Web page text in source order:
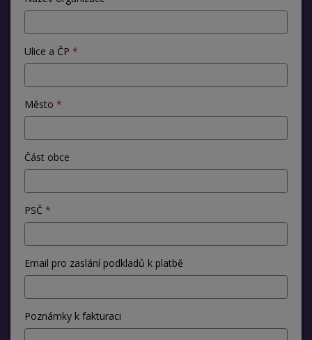
Ulice a ČP
Město
Část obce
PSČ
Email pro zaslání podkladů k platbě
Poznámky k fakturaci